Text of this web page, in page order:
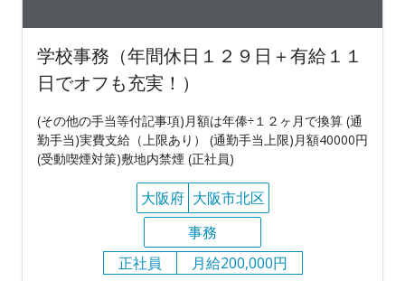
学校事務（年間休日１２９日＋有給１１
日でオフも充実！）
(その他の手当等付記事項)月額は年俸÷１２ヶ月で換算 (通
勤手当)実費支給（上限あり） (通勤手当上限)月額40000円
(受動喫煙対策)敷地内禁煙 (正社員)
大阪府 大阪市北区
事務
正社員
月給200,000円